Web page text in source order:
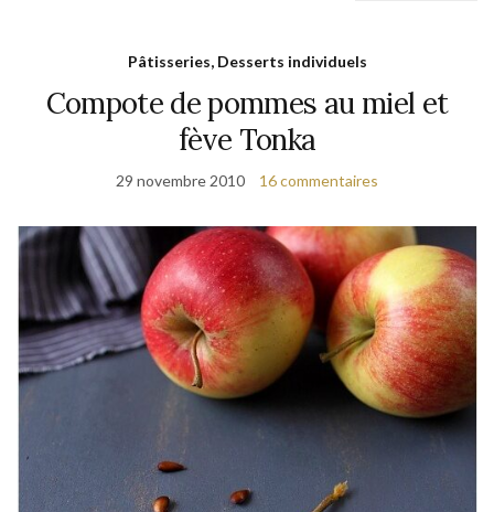
Pâtisseries, Desserts individuels
Compote de pommes au miel et
fève Tonka
29 novembre 2010 16 commentaires